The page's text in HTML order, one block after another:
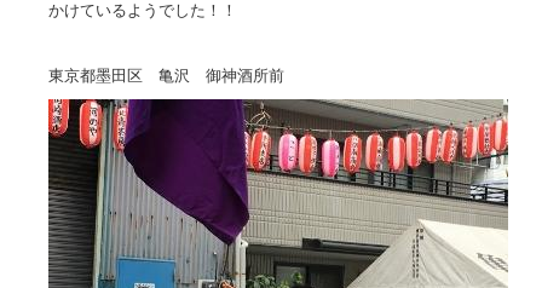
かけているようでした！！
東京都墨田区 亀沢 御神酒所前